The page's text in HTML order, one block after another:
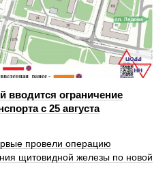
вводится ограничение
с 25 августа
провели операцию
щитовидной железы по новой